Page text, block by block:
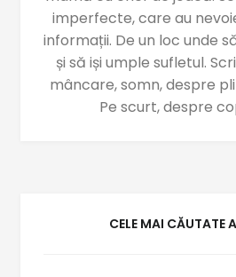
imperfecte, care au
informații. De un loc unde
și să iși umple sufletul.
mâncare, somn, despre
Pe scurt, despre
CELE MAI CĂUTATE